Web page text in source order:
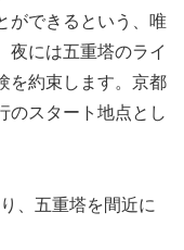
ができるという、唯
夜には五重塔のライ
を約束します。京都
のスタート地点とし
、五重塔を間近に